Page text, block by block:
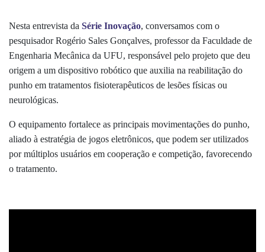
Nesta entrevista da Série Inovação, conversamos com o
pesquisador Rogério Sales Gonçalves, professor da Faculdade de
Engenharia Mecânica da UFU, responsável pelo projeto que deu
origem a um dispositivo robótico que auxilia na reabilitação do
punho em tratamentos fisioterapêuticos de lesões físicas ou
neurológicas.
O equipamento fortalece as principais movimentações do punho,
aliado à estratégia de jogos eletrônicos, que podem ser utilizados
por múltiplos usuários em cooperação e competição, favorecendo
o tratamento.